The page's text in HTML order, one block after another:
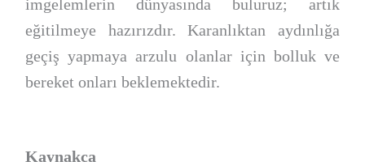
imgelemlerin dünyasında buluruz; artık
eğitilmeye hazırızdır. Karanlıktan aydınlığa
geçiş yapmaya arzulu olanlar için bolluk ve
bereket onları beklemektedir.
Kaynakça